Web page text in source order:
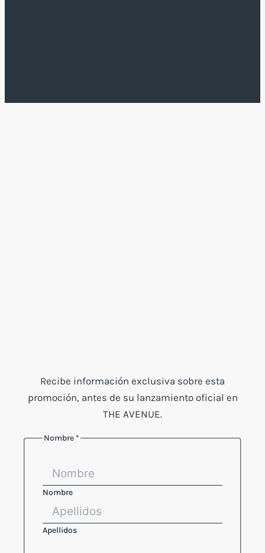
Recibe información exclusiva sobre esta
promoción, antes de su lanzamiento oficial en
THE AVENUE.
Nombre *
Nombre
Apellidos